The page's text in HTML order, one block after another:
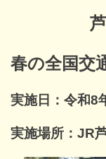
春の全国交
実施日：令和8
実施場所：JR